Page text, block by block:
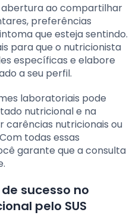
abertura ao compartilhar
preferências
que esteja sentindo.
para que o nutricionista
específicas e elabore
a seu perfil.
laboratoriais pode
nutricional e na
carências nutricionais ou
todas essas
garante que a consulta
sucesso no
pelo SUS